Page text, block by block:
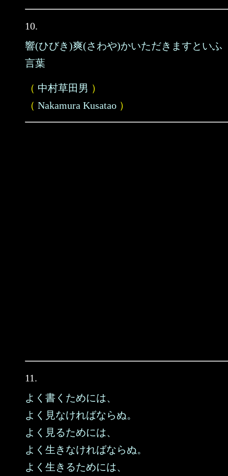
10.
響(ひびき)爽(さわや)かいただきますといふ
言葉
（ 中村草田男 ）
（ Nakamura Kusatao ）
11.
よく書くためには、
よく見なければならぬ。
よく見るためには、
よく生きなければならぬ。
よく生きるためには、